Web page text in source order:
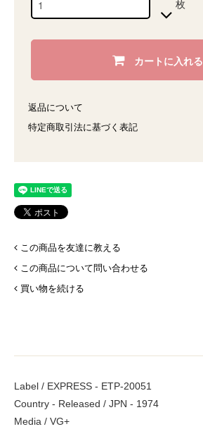
枚
カートに入れる
返品について
特定商取引法に基づく表記
この商品を友達に教える
この商品について問い合わせる
買い物を続ける
Label / EXPRESS - ETP-20051
Country - Released / JPN - 1974
Media / VG+